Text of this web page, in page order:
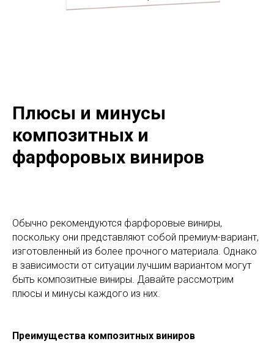
Плюсы и минусы
композитных и
фарфоровых виниров
Обычно рекомендуются фарфоровые виниры,
поскольку они представляют собой премиум-вариант,
изготовленный из более прочного материала. Однако
в зависимости от ситуации лучшим вариантом могут
быть композитные виниры. Давайте рассмотрим
плюсы и минусы каждого из них.
Преимущества композитных виниров